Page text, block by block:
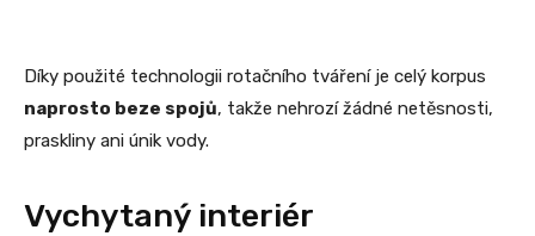
Díky použité technologii rotačního tváření je celý korpus
naprosto beze spojů, takže nehrozí žádné netěsnosti,
praskliny ani únik vody.
Vychytaný interiér